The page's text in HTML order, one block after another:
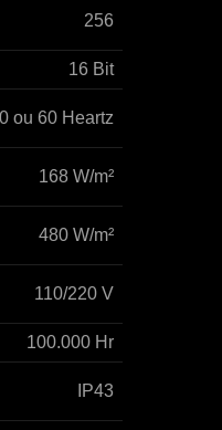
256
16 Bit
ou 60 Heartz
168 W/m²
480 W/m²
110/220 V
100.000 Hr
IP43